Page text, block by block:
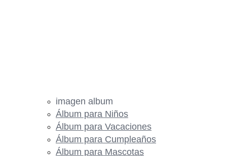
imagen album
Álbum para Niños
Álbum para Vacaciones
Álbum para Cumpleaños
Álbum para Mascotas